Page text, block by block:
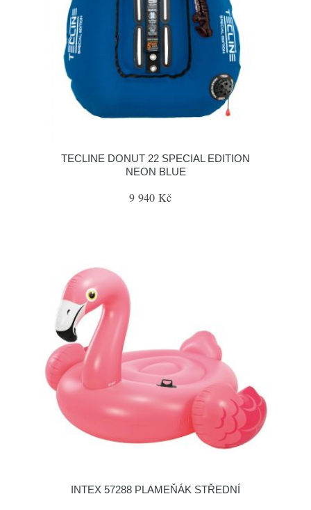
TECLINE DONUT 22 SPECIAL EDITION
NEON BLUE
9 940 Kč
INTEX 57288 PLAMEŇÁK STŘEDNÍ